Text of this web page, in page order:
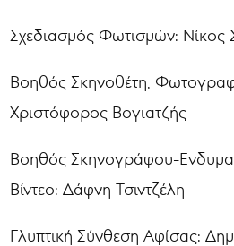
Σχεδιασμός Φωτισμών:
Βοηθός Σκηνοθέτη,
Χριστόφορος Βογιατζής
Βοηθός Σκηνογράφου-
Βίντεο: Δάφνη Τσιντζέλη
Γλυπτική Σύνθεση Αφίσας: